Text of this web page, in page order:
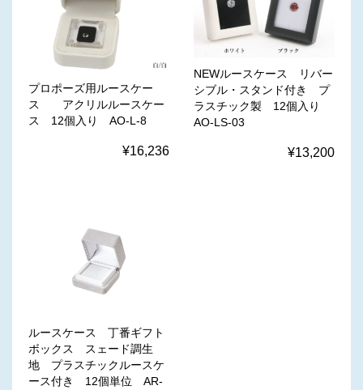
プロポーズ用ルースケー
ス アクリルルースケー
ス 12個入り AO-L-8
¥16,236
NEWルースケース リバー
シブル・スタンド付き プ
ラスチック製 12個入り
AO-LS-03
¥13,200
ルースケース 丁番ギフト
ボックス スェード調生
地 プラスチックルースケ
ース付き 12個単位 AR-